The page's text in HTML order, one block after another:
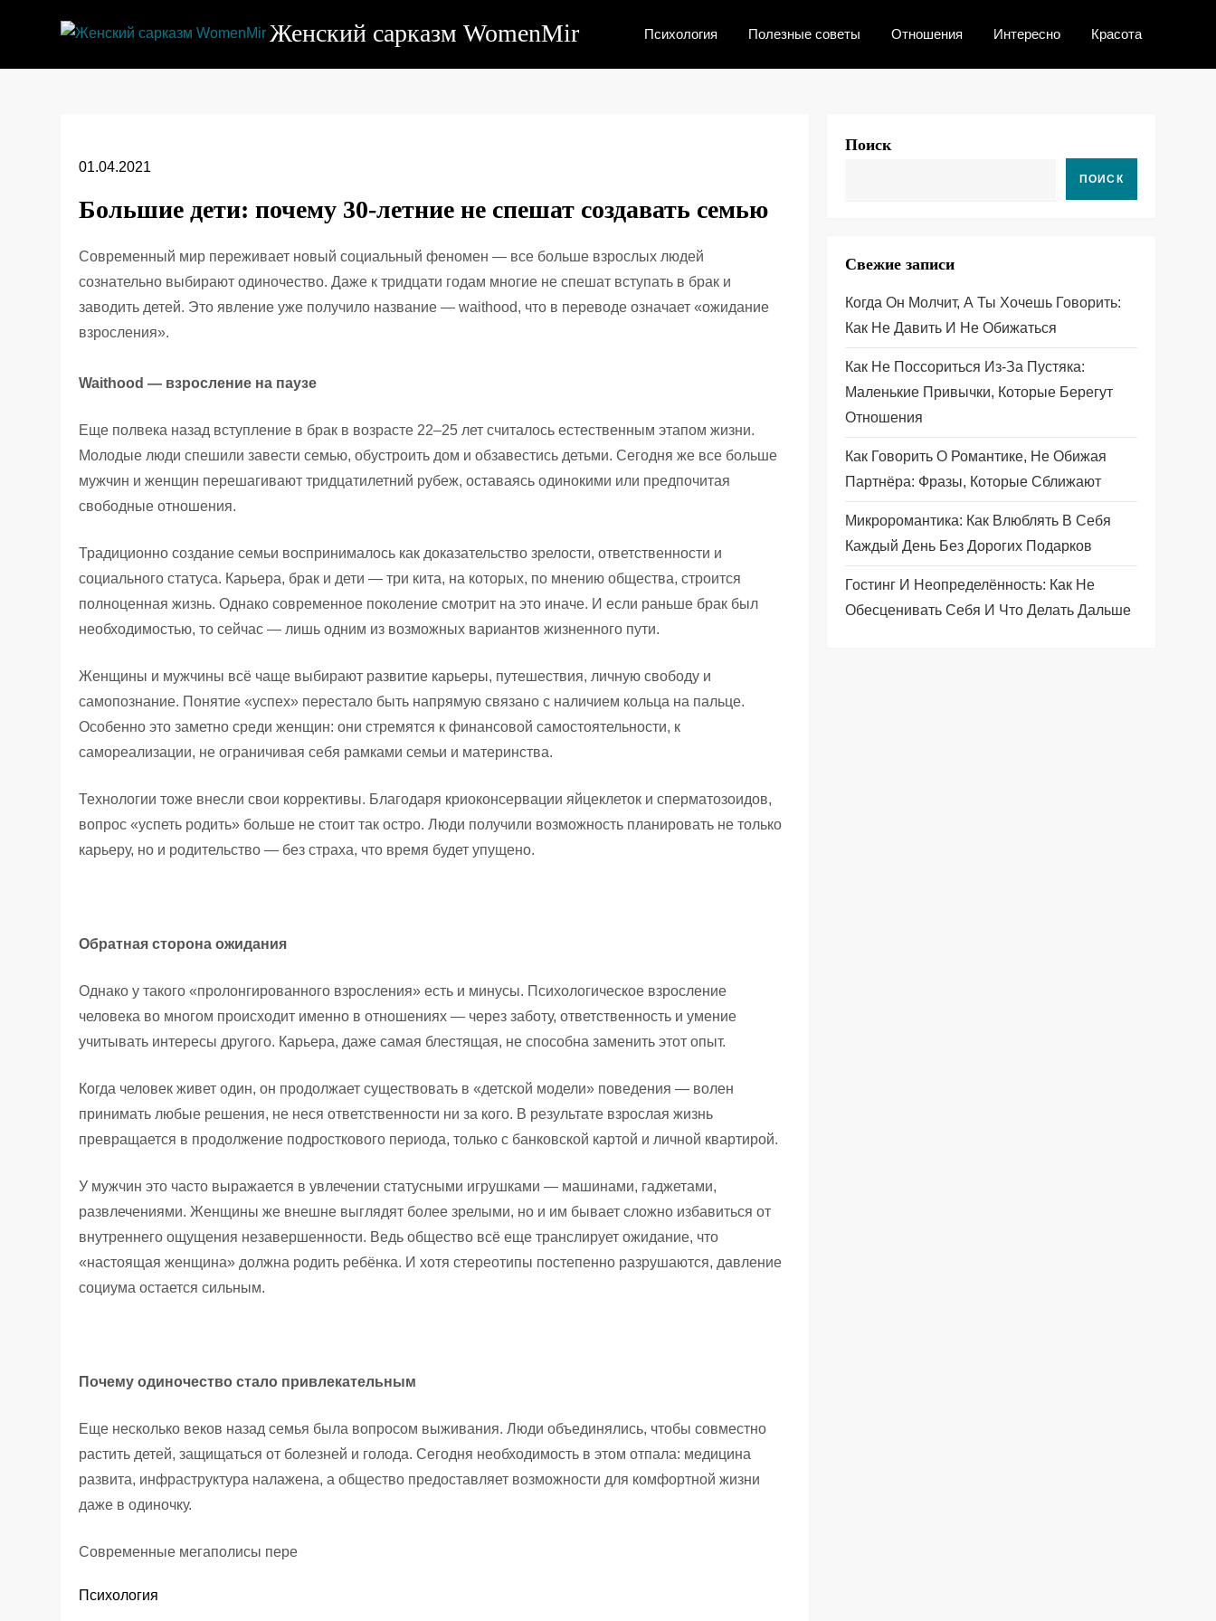
Женский сарказм WomenMir Психология Полезные советы Отношения Интересно Красота
01.04.2021
Большие дети: почему 30-летние не спешат создавать семью
Современный мир переживает новый социальный феномен — все больше взрослых людей
сознательно выбирают одиночество. Даже к тридцати годам многие не спешат вступать в брак и
заводить детей. Это явление уже получило название — waithood, что в переводе означает «ожидание
взросления».
Waithood — взросление на паузе
Еще полвека назад вступление в брак в возрасте 22–25 лет считалось естественным этапом жизни.
Молодые люди спешили завести семью, обустроить дом и обзавестись детьми. Сегодня же все больше
мужчин и женщин перешагивают тридцатилетний рубеж, оставаясь одинокими или предпочитая
свободные отношения.
Традиционно создание семьи воспринималось как доказательство зрелости, ответственности и
социального статуса. Карьера, брак и дети — три кита, на которых, по мнению общества, строится
полноценная жизнь. Однако современное поколение смотрит на это иначе. И если раньше брак был
необходимостью, то сейчас — лишь одним из возможных вариантов жизненного пути.
Женщины и мужчины всё чаще выбирают развитие карьеры, путешествия, личную свободу и
самопознание. Понятие «успех» перестало быть напрямую связано с наличием кольца на пальце.
Особенно это заметно среди женщин: они стремятся к финансовой самостоятельности, к
самореализации, не ограничивая себя рамками семьи и материнства.
Технологии тоже внесли свои коррективы. Благодаря криоконсервации яйцеклеток и сперматозоидов,
вопрос «успеть родить» больше не стоит так остро. Люди получили возможность планировать не только
карьеру, но и родительство — без страха, что время будет упущено.
Обратная сторона ожидания
Однако у такого «пролонгированного взросления» есть и минусы. Психологическое взросление
человека во многом происходит именно в отношениях — через заботу, ответственность и умение
учитывать интересы другого. Карьера, даже самая блестящая, не способна заменить этот опыт.
Когда человек живет один, он продолжает существовать в «детской модели» поведения — волен
принимать любые решения, не неся ответственности ни за кого. В результате взрослая жизнь
превращается в продолжение подросткового периода, только с банковской картой и личной квартирой.
У мужчин это часто выражается в увлечении статусными игрушками — машинами, гаджетами,
развлечениями. Женщины же внешне выглядят более зрелыми, но и им бывает сложно избавиться от
внутреннего ощущения незавершенности. Ведь общество всё еще транслирует ожидание, что
«настоящая женщина» должна родить ребёнка. И хотя стереотипы постепенно разрушаются, давление
социума остается сильным.
Почему одиночество стало привлекательным
Еще несколько веков назад семья была вопросом выживания. Люди объединялись, чтобы совместно
растить детей, защищаться от болезней и голода. Сегодня необходимость в этом отпала: медицина
развита, инфраструктура налажена, а общество предоставляет возможности для комфортной жизни
даже в одиночку.
Современные мегаполисы пере
Психология
Поиск
ПОИСК
Свежие записи
Когда Он Молчит, А Ты Хочешь Говорить:
Как Не Давить И Не Обижаться
Как Не Поссориться Из‑за Пустяка:
Маленькие Привычки, Которые Берегут
Отношения
Как Говорить О Романтике, Не Обижая
Партнёра: Фразы, Которые Сближают
Микроромантика: Как Влюблять В Себя
Каждый День Без Дорогих Подарков
Гостинг И Неопределённость: Как Не
Обесценивать Себя И Что Делать Дальше